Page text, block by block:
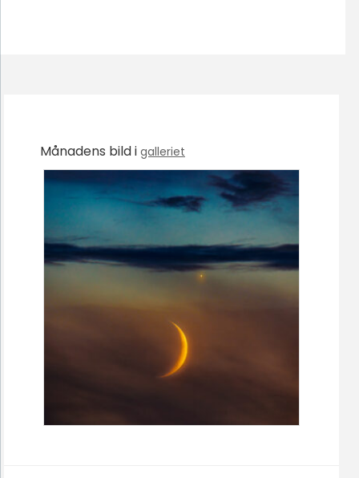
Månadens bild i galleriet